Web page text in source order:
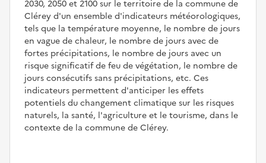
2030, 2050 et 2100 sur le territoire de la commune de
Clérey d'un ensemble d'indicateurs météorologiques,
tels que la température moyenne, le nombre de jours
en vague de chaleur, le nombre de jours avec de
fortes précipitations, le nombre de jours avec un
risque significatif de feu de végétation, le nombre de
jours consécutifs sans précipitations, etc. Ces
indicateurs permettent d'anticiper les effets
potentiels du changement climatique sur les risques
naturels, la santé, l'agriculture et le tourisme, dans le
contexte de la commune de Clérey.